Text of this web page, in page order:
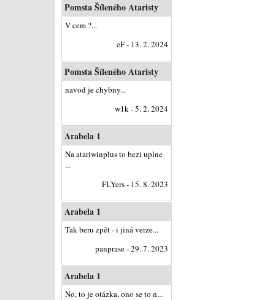
Pomsta Šíleného Ataristy
V cem ?...
eF - 13. 2. 2024
Pomsta Šíleného Ataristy
navod je chybny...
w1k - 5. 2. 2024
Arabela 1
Na atariwinplus to bezi uplne
...
FLYers - 15. 8. 2023
Arabela 1
Tak beru zpět - i jiná verze...
panprase - 29. 7. 2023
Arabela 1
No, to je otázka, ono se to n...